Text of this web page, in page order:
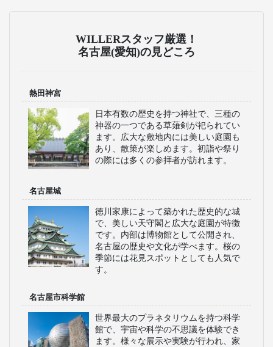
WILLERスタッフ厳選！
名古屋(愛知)の見どころ
熱田神宮
日本有数の歴史を持つ神社で、三種の
神器の一つである草薙剣が祀られてい
ます。広大な敷地内には美しい庭園も
あり、散策が楽しめます。初詣や祭り
の際には多くの参拝者が訪れます。
名古屋城
徳川家康によって築かれた歴史的な城
で、美しい天守閣と広大な庭園が特徴
です。内部は博物館として公開され、
名古屋の歴史や文化が学べます。桜の
季節には花見スポットとしても人気で
す。
名古屋市科学館
世界最大のプラネタリウムを持つ科学
館で、宇宙や科学の不思議を体験でき
ます。様々な展示や実験が行われ、家